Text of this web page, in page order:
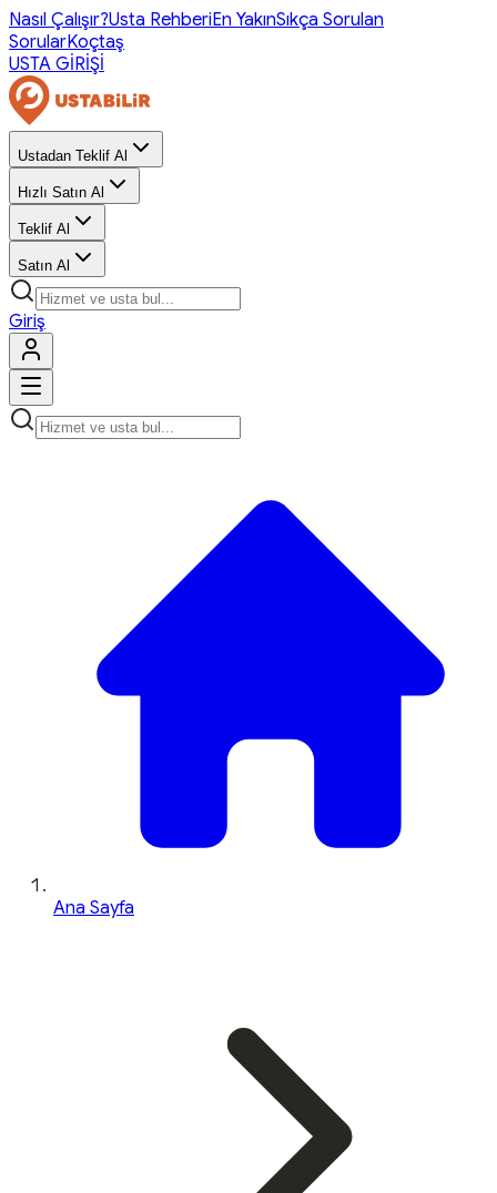
Nasıl Çalışır?Usta RehberiEn YakınSıkça Sorulan
SorularKoçtaş
USTA GİRİŞİ
Ustadan Teklif Al
Hızlı Satın Al
Teklif Al
Satın Al
Giriş
Ana Sayfa